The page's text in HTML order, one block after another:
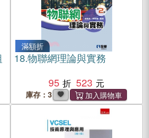
滿額折
18.物聯網理論與實務
95
523
庫存：3